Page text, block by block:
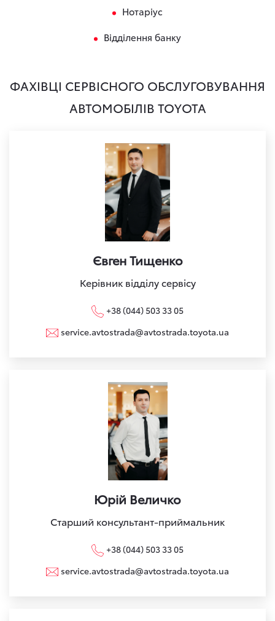
Нотаріус
Відділення банку
ФАХІВЦІ СЕРВІСНОГО ОБСЛУГОВУВАННЯ
АВТОМОБІЛІВ TOYOTA
Євген Тищенко
Керівник відділу сервісу
+38 (044) 503 33 05
service.avtostrada@avtostrada.toyota.ua
Юрій Величко
Старший консультант-приймальник
+38 (044) 503 33 05
service.avtostrada@avtostrada.toyota.ua